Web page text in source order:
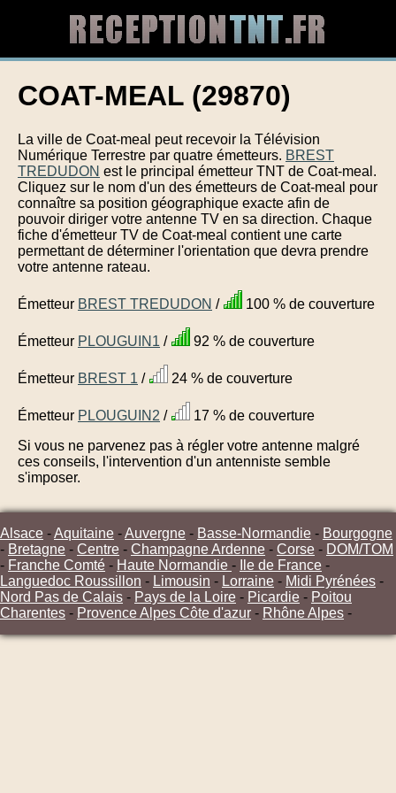
COAT-MEAL (29870)
La ville de Coat-meal peut recevoir la Télévision
Numérique Terrestre par quatre émetteurs. BREST
TREDUDON est le principal émetteur TNT de Coat-meal.
Cliquez sur le nom d'un des émetteurs de Coat-meal pour
connaître sa position géographique exacte afin de
pouvoir diriger votre antenne TV en sa direction. Chaque
fiche d'émetteur TV de Coat-meal contient une carte
permettant de déterminer l'orientation que devra prendre
votre antenne rateau.
Émetteur BREST TREDUDON / 100 % de couverture
Émetteur PLOUGUIN1 / 92 % de couverture
Émetteur BREST 1 / 24 % de couverture
Émetteur PLOUGUIN2 /
17 % de couverture
Si vous ne parvenez pas à régler votre antenne malgré
ces conseils, l'intervention d'un antenniste semble
s'imposer.
Alsace -Aquitaine -Auvergne - Basse-Normandie - Bourgogne
- Bretagne - Centre - Champagne Ardenne - Corse - DOM/TOM
- Franche Comté - Haute Normandie - Ile de France -
Languedoc Roussillon - Limousin - Lorraine - Midi Pyrénées -
Nord Pas de Calais - Pays de la Loire - Picardie - Poitou
Charentes - Provence Alpes Côte d'azur - Rhône Alpes -